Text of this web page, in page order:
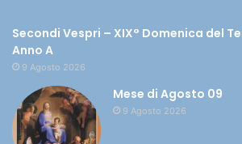
Secondi Vespri – XIX° Domenica del
Anno A
9 Agosto 2026
Mese di Agosto 09
9 Agosto 2026